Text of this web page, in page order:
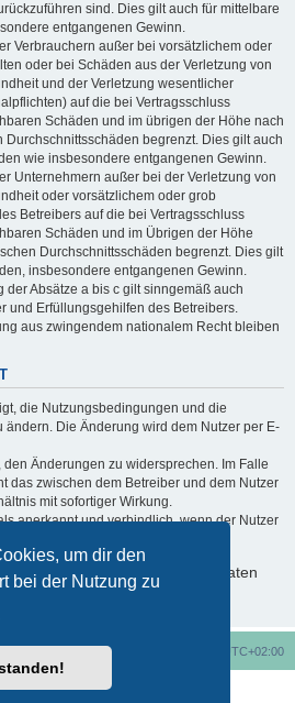
um dir den
bei der Nutzung zu
sind. Dies gilt auch für mittelbare
entgangenen Gewinn.
Verbrauchern außer bei vorsätzlichem oder
oder bei Schäden aus der Verletzung von
und der Verletzung wesentlicher
auf die bei Vertragsschluss
Schäden und im übrigen der Höhe nach
Durchschnittsschäden begrenzt. Dies gilt auch
wie insbesondere entgangenen Gewinn.
Unternehmern außer bei der Verletzung von
oder vorsätzlichem oder grob
Betreibers auf die bei Vertragsschluss
Schäden und im Übrigen der Höhe
Durchschnittsschäden begrenzt. Dies gilt
insbesondere entgangenen Gewinn.
der Absätze a bis c gilt sinngemäß auch
und Erfüllungsgehilfen des Betreibers.
aus zwingendem nationalem Recht bleiben
die Nutzungsbedingungen und die
ändern. Die Änderung wird dem Nutzer per E-
den Änderungen zu widersprechen. Im Falle
das zwischen dem Betreiber und dem Nutzer
mit sofortiger Wirkung.
anerkannt und verbindlich, wenn der Nutzer
mit deinen persönlichen Daten
enthalten.
UTC+02:00
Alle Cookies löschen
Datenschutzerklärung